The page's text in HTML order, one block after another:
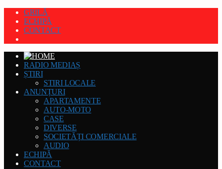
GRILĂ
ECHIPĂ
CONTACT
RADIO MEDIAȘ
ȘTIRI
STIRI LOCALE
ANUNȚURI
APARTAMENTE
AUTO-MOTO
CASE
DIVERSE
SOCIETĂȚI COMERCIALE
AUDIO
ECHIPĂ
CONTACT